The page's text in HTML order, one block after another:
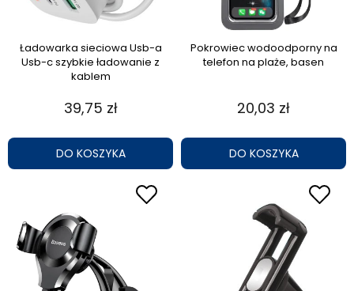
Ładowarka sieciowa Usb-a
Usb-c szybkie ładowanie z
kablem
39,75 zł
DO KOSZYKA
Pokrowiec wodoodporny na
telefon na plaże, basen
20,03 zł
DO KOSZYKA